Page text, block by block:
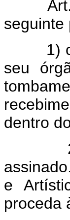
seguinte
1)
seu
dentro
e
proceda